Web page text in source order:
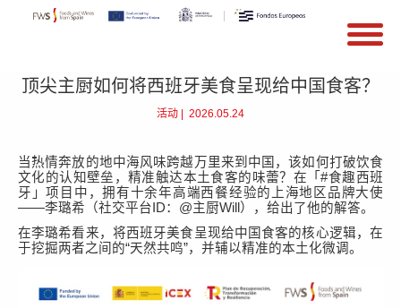
Skip to main content
Search form
顶尖主厨如何将西班牙美食呈现给中国食客？
活动 2026.05.24
当热情奔放的地中海风味跨越万里来到中国，该如何打破饮食
文化的认知壁垒，精准触达本土食客的味蕾？在「#食趣西班
牙」项目中，拥有十余年高端西餐经验的上海地区品牌大使
——李璐希（社交平台 ID： @主厨Will ），给出了他的解答。
在李璐希看来，将西班牙美食呈现给中国食客的核心逻辑，在
于挖掘两者之间的“天然共鸣”，并辅以精准的本土化微调。